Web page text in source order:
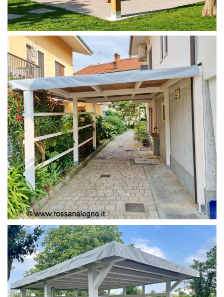
PERGOLA 4X4
PERGOLA COPERTURA MOBILE